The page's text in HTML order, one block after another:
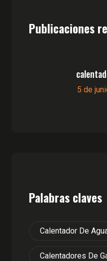
Publicaciones
5 de
Palabras claves
Calentador De
Calentadores De